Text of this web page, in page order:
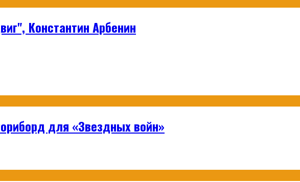
Константин Арбенин
для «Звездных войн»